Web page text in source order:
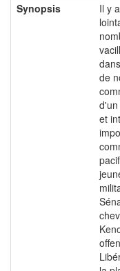
Synopsis
Il y
de
et